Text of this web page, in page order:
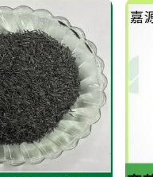
需注意：户外场景优先
，而室内短期展示则可
节同样需要环保配套方
填充物
的组合，既能
塑料等难降解材料。特
的缓冲性能已能满足
忘了环保认证闭环：为工